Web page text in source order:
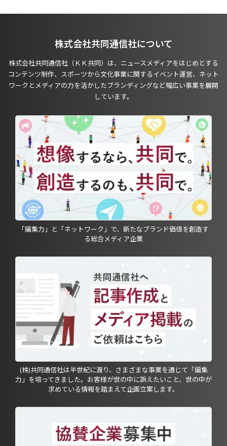
株式会社共同通信社について
株式会社共同通信社（ＫＫ共同）は、ニュースメディアをはじめとする
コンテンツ制作、スポーツから文化事業に関するイベント運営、ネット
ワークとメディアの力を活かしたブランディングなど幅広い事業を展開
しています。
「編集力」と「ネットワーク」で、新たなブランド価値を創造す
る総合メディア企業
(株)共同通信社は半世紀に渡り、さまざまな事業を通じて「編集
力」を培ってきました。お客様が世の中に訴えたいこと、世の中が
求めている情報を踏まえて企画立案します。